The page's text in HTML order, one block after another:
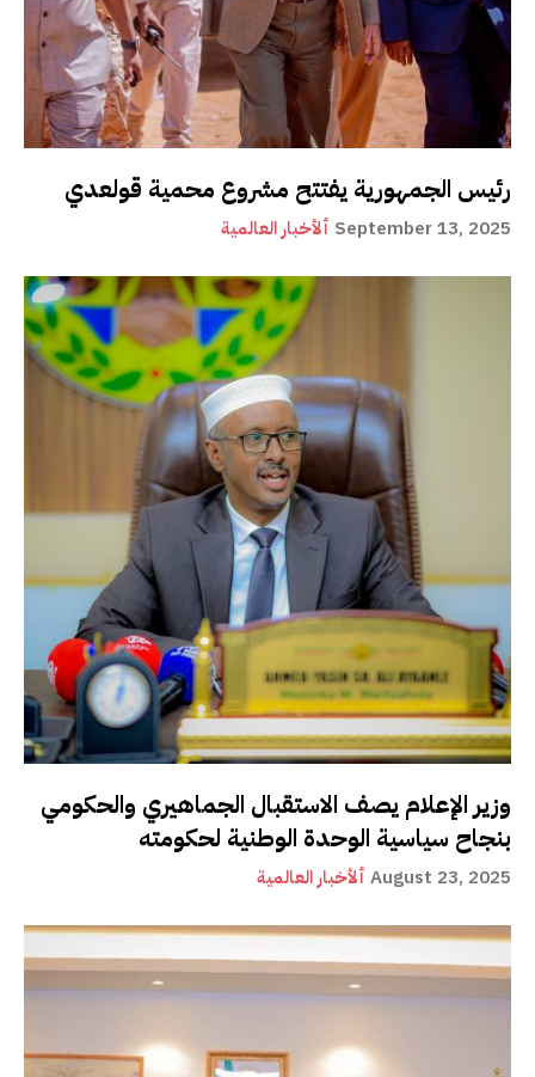
رئيس الجمهورية يفتتح مشروع محمية قولعدي
ألأخبار العالمية September 13, 2025
وزير الإعلام يصف الاستقبال الجماهيري والحكومي
بنجاح سياسية الوحدة الوطنية لحكومته
ألأخبار العالمية August 23, 2025